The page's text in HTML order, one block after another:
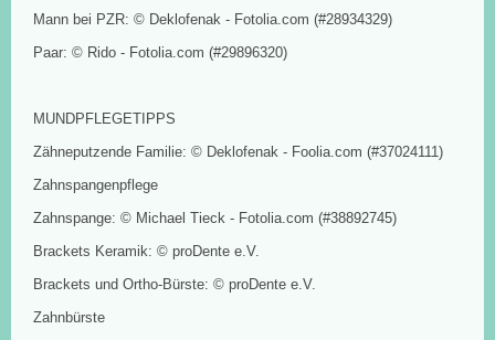
Mann bei PZR: © Deklofenak - Fotolia.com (#28934329)
Paar: © Rido - Fotolia.com (#29896320)
MUNDPFLEGETIPPS
Zähneputzende Familie: © Deklofenak - Foolia.com (#37024111)
Zahnspangenpflege
Zahnspange: © Michael Tieck - Fotolia.com (#38892745)
Brackets Keramik: © proDente e.V.
Brackets und Ortho-Bürste: © proDente e.V.
Zahnbürste